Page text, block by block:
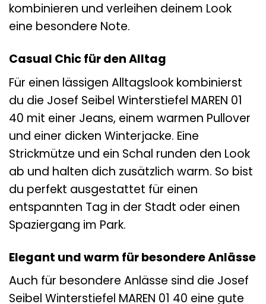
kombinieren und verleihen deinem Look
eine besondere Note.
Casual Chic für den Alltag
Für einen lässigen Alltagslook kombinierst
du die Josef Seibel Winterstiefel MAREN 01
40 mit einer Jeans, einem warmen Pullover
und einer dicken Winterjacke. Eine
Strickmütze und ein Schal runden den Look
ab und halten dich zusätzlich warm. So bist
du perfekt ausgestattet für einen
entspannten Tag in der Stadt oder einen
Spaziergang im Park.
Elegant und warm für besondere Anlässe
Auch für besondere Anlässe sind die Josef
Seibel Winterstiefel MAREN 01 40 eine gute